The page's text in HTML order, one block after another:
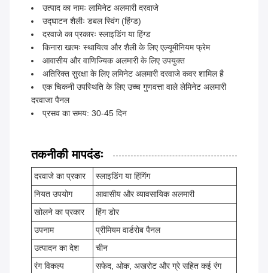
उत्पाद का नामः लामिनेट अलमारी दरवाजे
उद्घाटन शैलीः डबल स्विंग (हिंग्ड)
दरवाजे का प्रकारः स्लाइडिंग या हिंग्ड
किनारा खत्मः स्थायित्व और शैली के लिए एल्यूमीनियम फ्रेम
आवासीय और वाणिज्यिक अलमारी के लिए उपयुक्त
अतिरिक्त सुरक्षा के लिए लमिनेट अलमारी दरवाजे कवर शामिल है
एक चिकनी उपस्थिति के लिए उच्च गुणवत्ता वाले लेमिनेट अलमारी
दरवाजा पैनल
प्रसव का समय: 30-45 दिन
तकनीकी मापदंडः
दरवाजे का प्रकार
स्लाइडिंग या हिंगिंग
नियत उपयोग
आवासीय और व्यावसायिक अलमारी
खोलने का प्रकार
हिंग डोर
उपनाम
प्रीमियम वार्डरोब पैनल
उत्पादन का देश
चीन
रंग विकल्प
सफेद, ओक, अखरोट और ग्रे सहित कई रंग